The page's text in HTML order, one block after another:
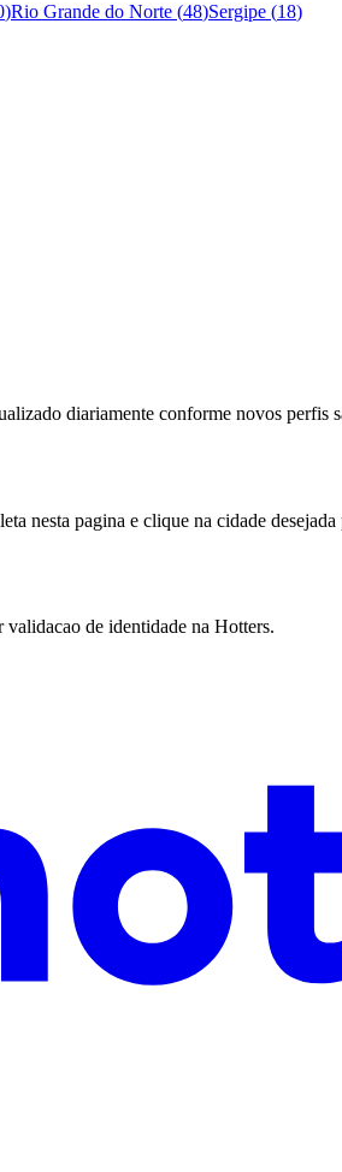
)Rio Grande do Norte (48)Sergipe (18)
diariamente conforme novos perfis
nesta pagina e clique na cidade
de identidade na Hotters.